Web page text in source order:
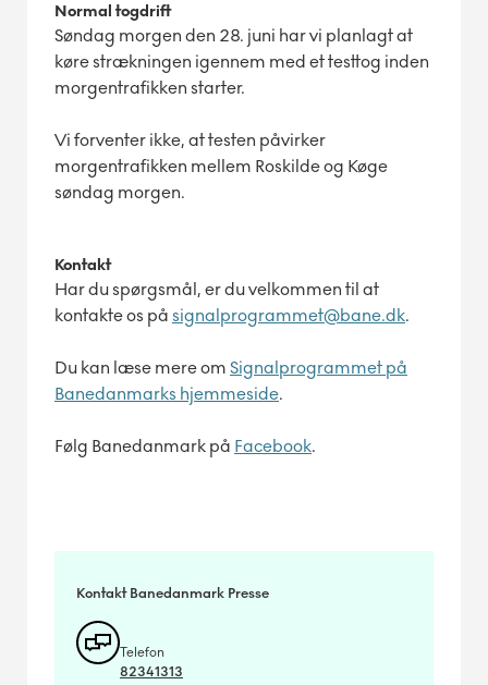
Normal togdrift
Søndag morgen den 28. juni har vi planlagt at
køre strækningen igennem med et testtog inden
morgentrafikken starter.
Vi forventer ikke, at testen påvirker
morgentrafikken mellem Roskilde og Køge
søndag morgen.
Kontakt
Har du spørgsmål, er du velkommen til at
kontakte os på signalprogrammet@bane.dk.
Du kan læse mere om Signalprogrammet på
Banedanmarks hjemmeside.
Følg Banedanmark på Facebook.
Kontakt Banedanmark Presse
Telefon
82341313